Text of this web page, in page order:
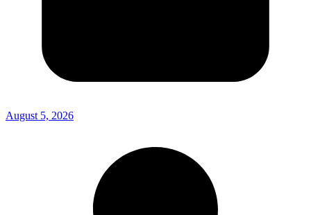
August 5, 2026